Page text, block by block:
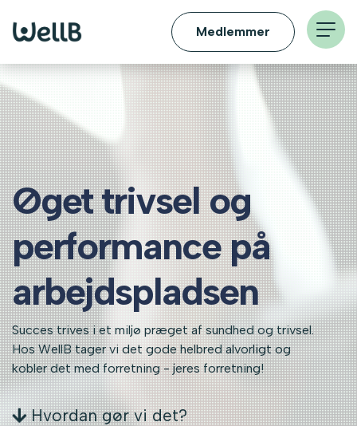
Medlemmer
Øget trivsel og
performance på
arbejdspladsen
Succes trives i et miljø præget af sundhed og trivsel.
Hos WellB tager vi det gode helbred alvorligtog
kobler det med forretning- jeres forretning!
Hvordan gør vi det?